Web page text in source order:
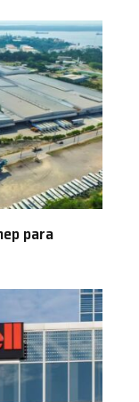
para